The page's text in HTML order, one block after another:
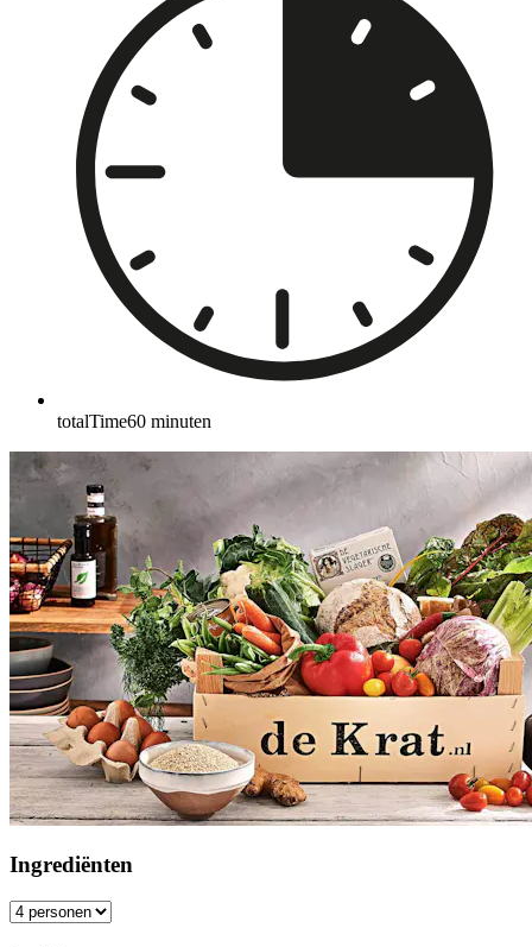
totalTime60 minuten
Ingrediënten